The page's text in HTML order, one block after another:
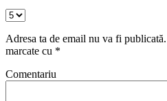
Adresa ta de email nu va fi publicată.
marcate cu *
Comentariu